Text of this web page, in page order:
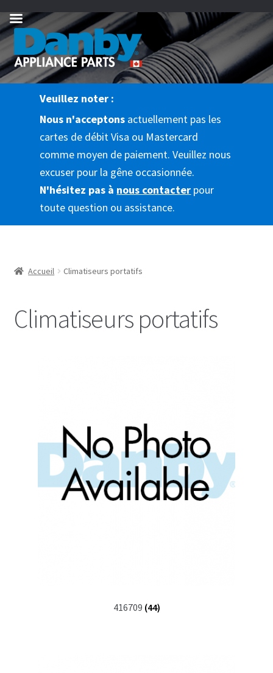
Aller
la
navigation
Passer
contenu
Veuillez noter :
Nous n'acceptons actuellement pas les
cartes de débit Visa ou Mastercard
comme moyen de paiement. Veuillez nous
excuser pour la gêne occasionnée.
N'hésitez pas à nous contacter pour
toute question ou assistance.
Accueil Climatiseurs portatifs
Climatiseurs portatifs
416709 (44)